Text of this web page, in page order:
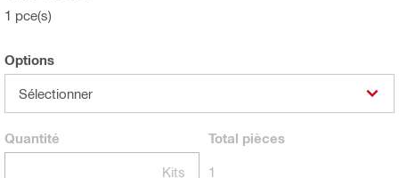
1 pce(s)
Options
Sélectionner
Quantité
Kits
Total pièces
1